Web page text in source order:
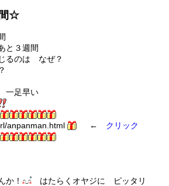
☆
３週間
るのは なぜ？
一足早い
anpanman.html ← クリック
か！
はたらくオヤジに ピッタリ